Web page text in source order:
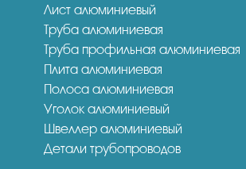
Лист алюминиевый
Труба алюминиевая
Труба профильная алюминиевая
Плита алюминиевая
Полоса алюминиевая
Уголок алюминиевый
Швеллер алюминиевый
Детали трубопроводов